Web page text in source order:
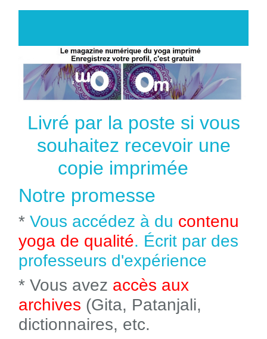
Livré par la poste si vous
souhaitez recevoir une
copie imprimée
Notre promesse
* Vous accédez à du contenu
yoga de qualité. Écrit par des
professeurs d'expérience
* Vous avez accès aux
archives (Gita, Patanjali,
dictionnaires, etc.